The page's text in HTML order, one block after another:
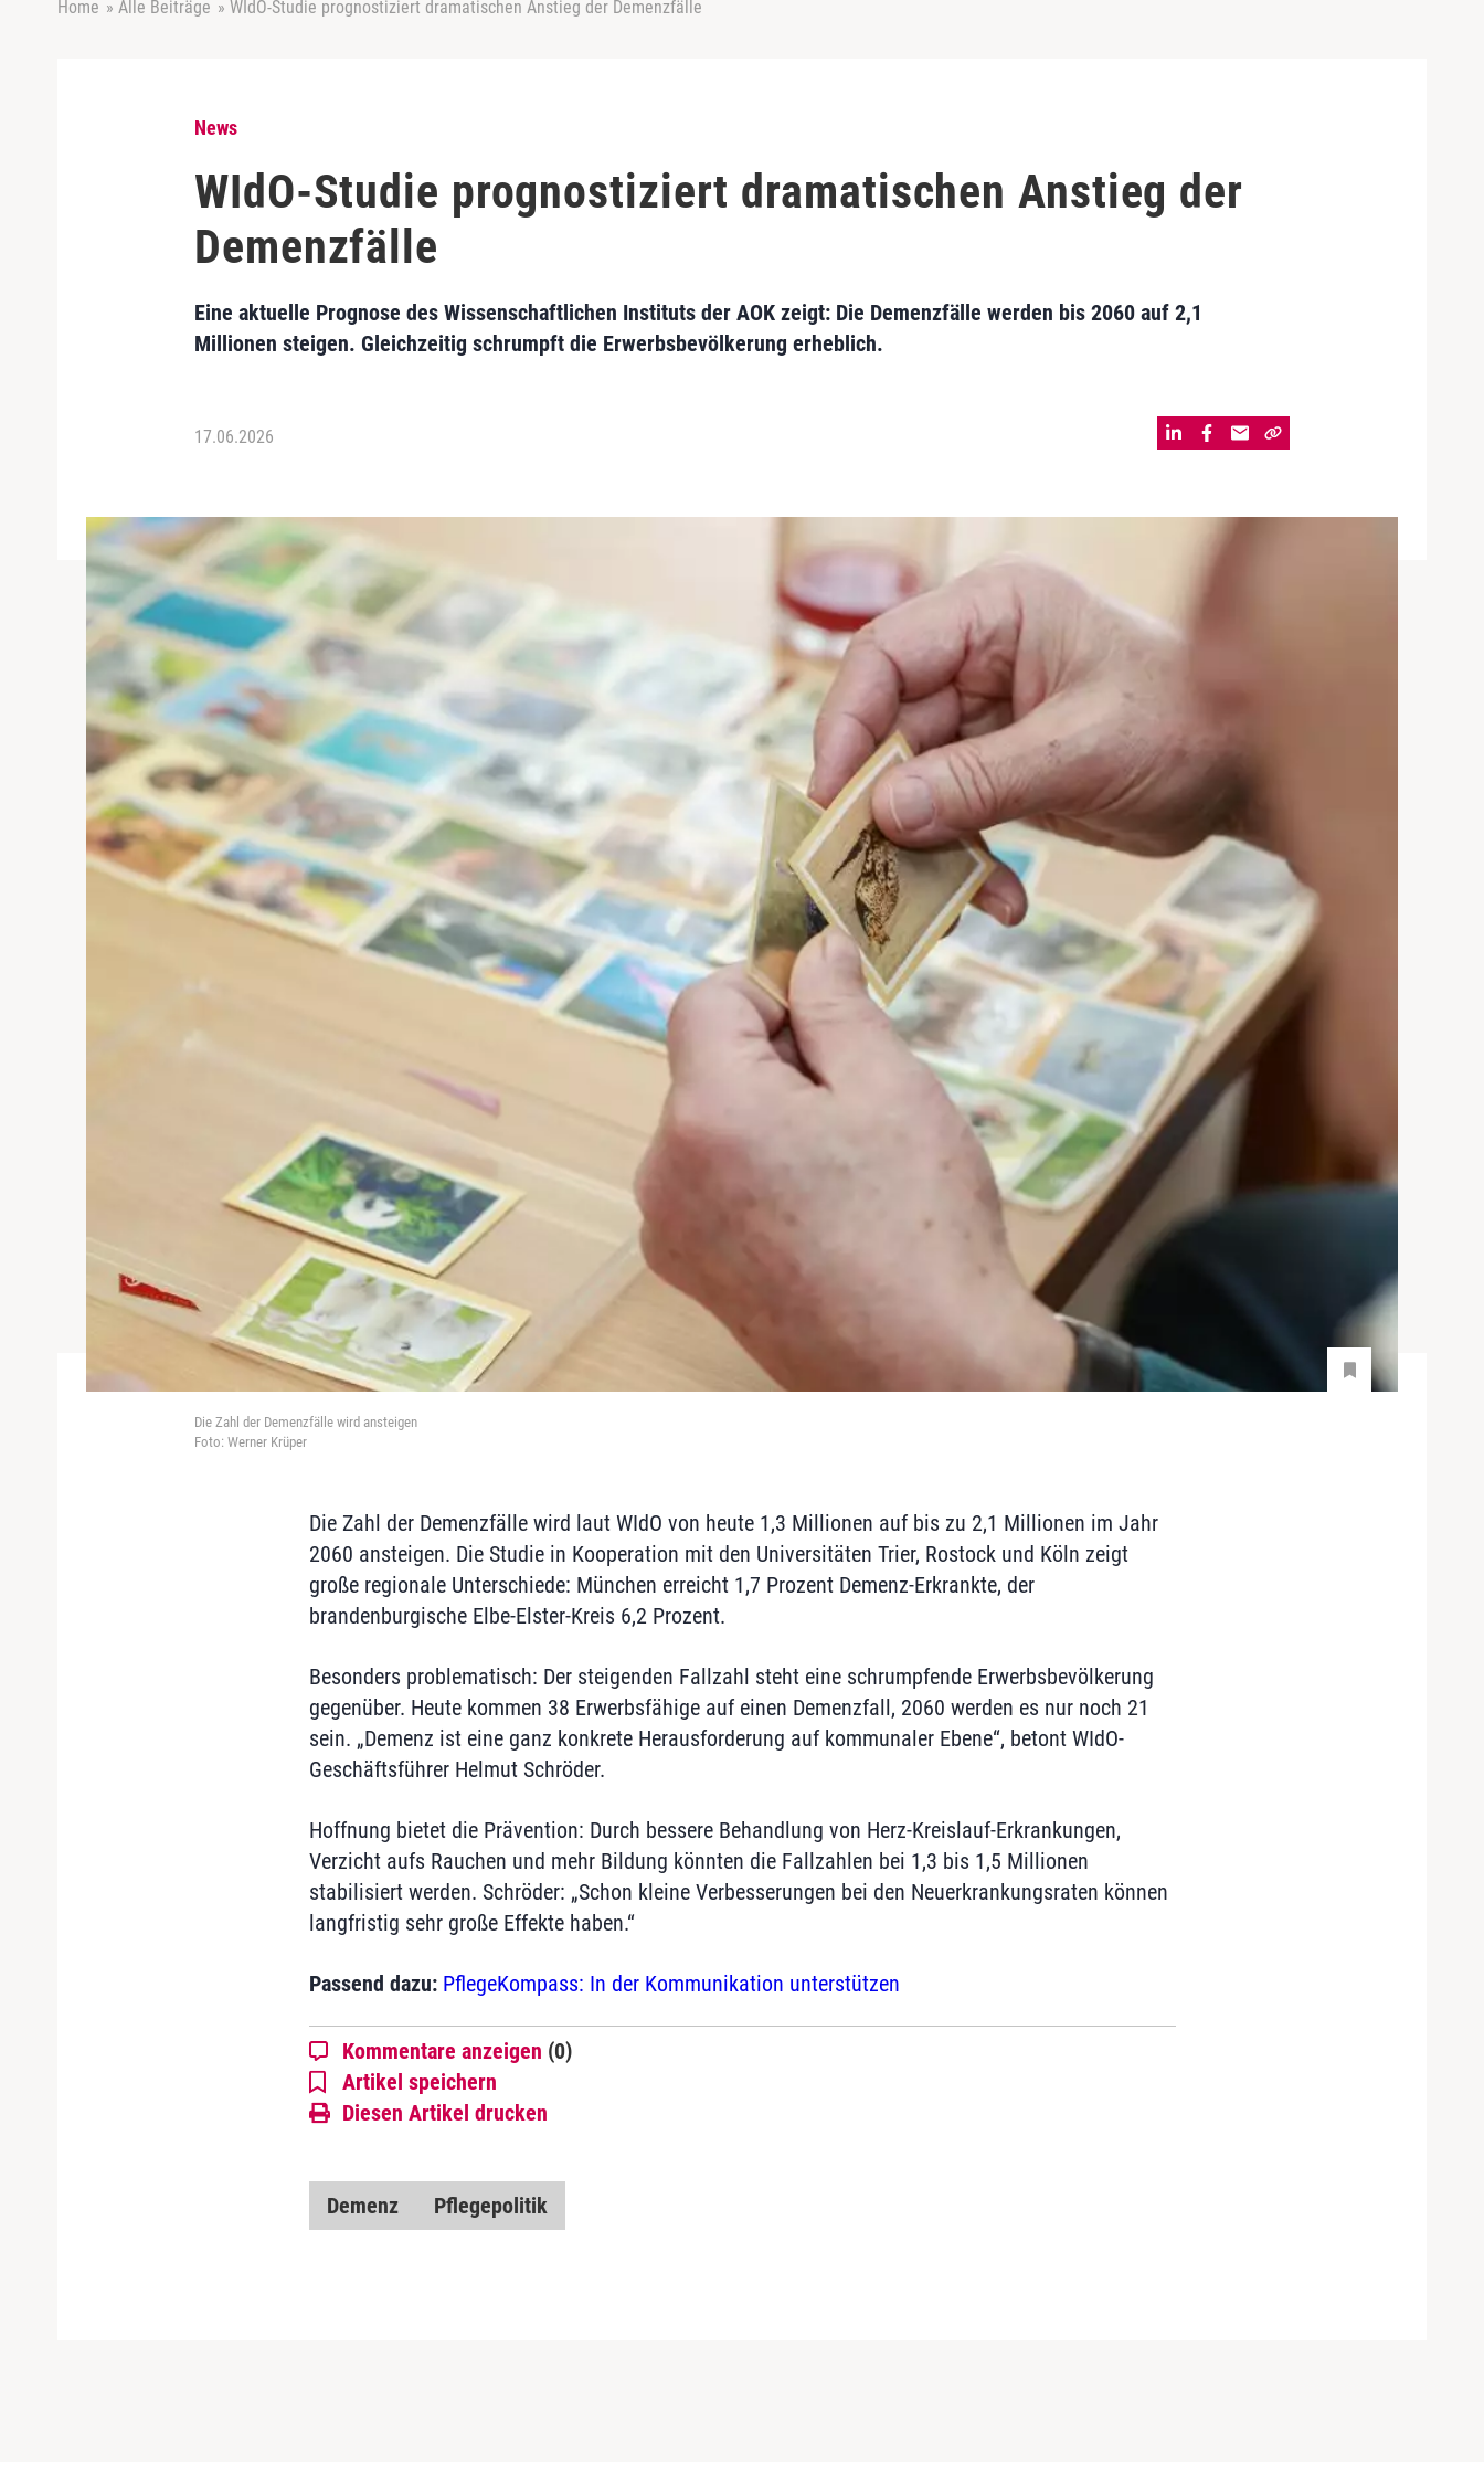
Home » Alle Beiträge » WIdO-Studie prognostiziert dramatischen Anstieg der Demenzfälle
News
WIdO-Studie prognostiziert dramatischen Anstieg der
Demenzfälle
Eine aktuelle Prognose des Wissenschaftlichen Instituts der AOK zeigt: Die Demenzfälle werden bis 2060 auf 2,1
Millionen steigen. Gleichzeitig schrumpft die Erwerbsbevölkerung erheblich.
17.06.2026
Die Zahl der Demenzfälle wird ansteigen
Foto: Werner Krüper
Die Zahl der Demenzfälle wird laut WIdO von heute 1,3 Millionen auf bis zu 2,1 Millionen im Jahr
2060 ansteigen. Die Studie in Kooperation mit den Universitäten Trier, Rostock und Köln zeigt
große regionale Unterschiede: München erreicht 1,7 Prozent Demenz-Erkrankte, der
brandenburgische Elbe-Elster-Kreis 6,2 Prozent.
Besonders problematisch: Der steigenden Fallzahl steht eine schrumpfende Erwerbsbevölkerung
gegenüber. Heute kommen 38 Erwerbsfähige auf einen Demenzfall, 2060 werden es nur noch 21
sein. „Demenz ist eine ganz konkrete Herausforderung auf kommunaler Ebene“, betont WIdO-
Geschäftsführer Helmut Schröder.
Hoffnung bietet die Prävention: Durch bessere Behandlung von Herz-Kreislauf-Erkrankungen,
Verzicht aufs Rauchen und mehr Bildung könnten die Fallzahlen bei 1,3 bis 1,5 Millionen
stabilisiert werden. Schröder: „Schon kleine Verbesserungen bei den Neuerkrankungsraten können
langfristig sehr große Effekte haben.“
Passend dazu: PflegeKompass: In der Kommunikation unterstützen
Kommentare anzeigen (0)
Artikel speichern
Diesen Artikel drucken
Demenz Pflegepolitik